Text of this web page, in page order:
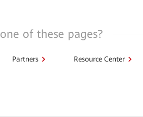
of these pages?
Partners Resource Center